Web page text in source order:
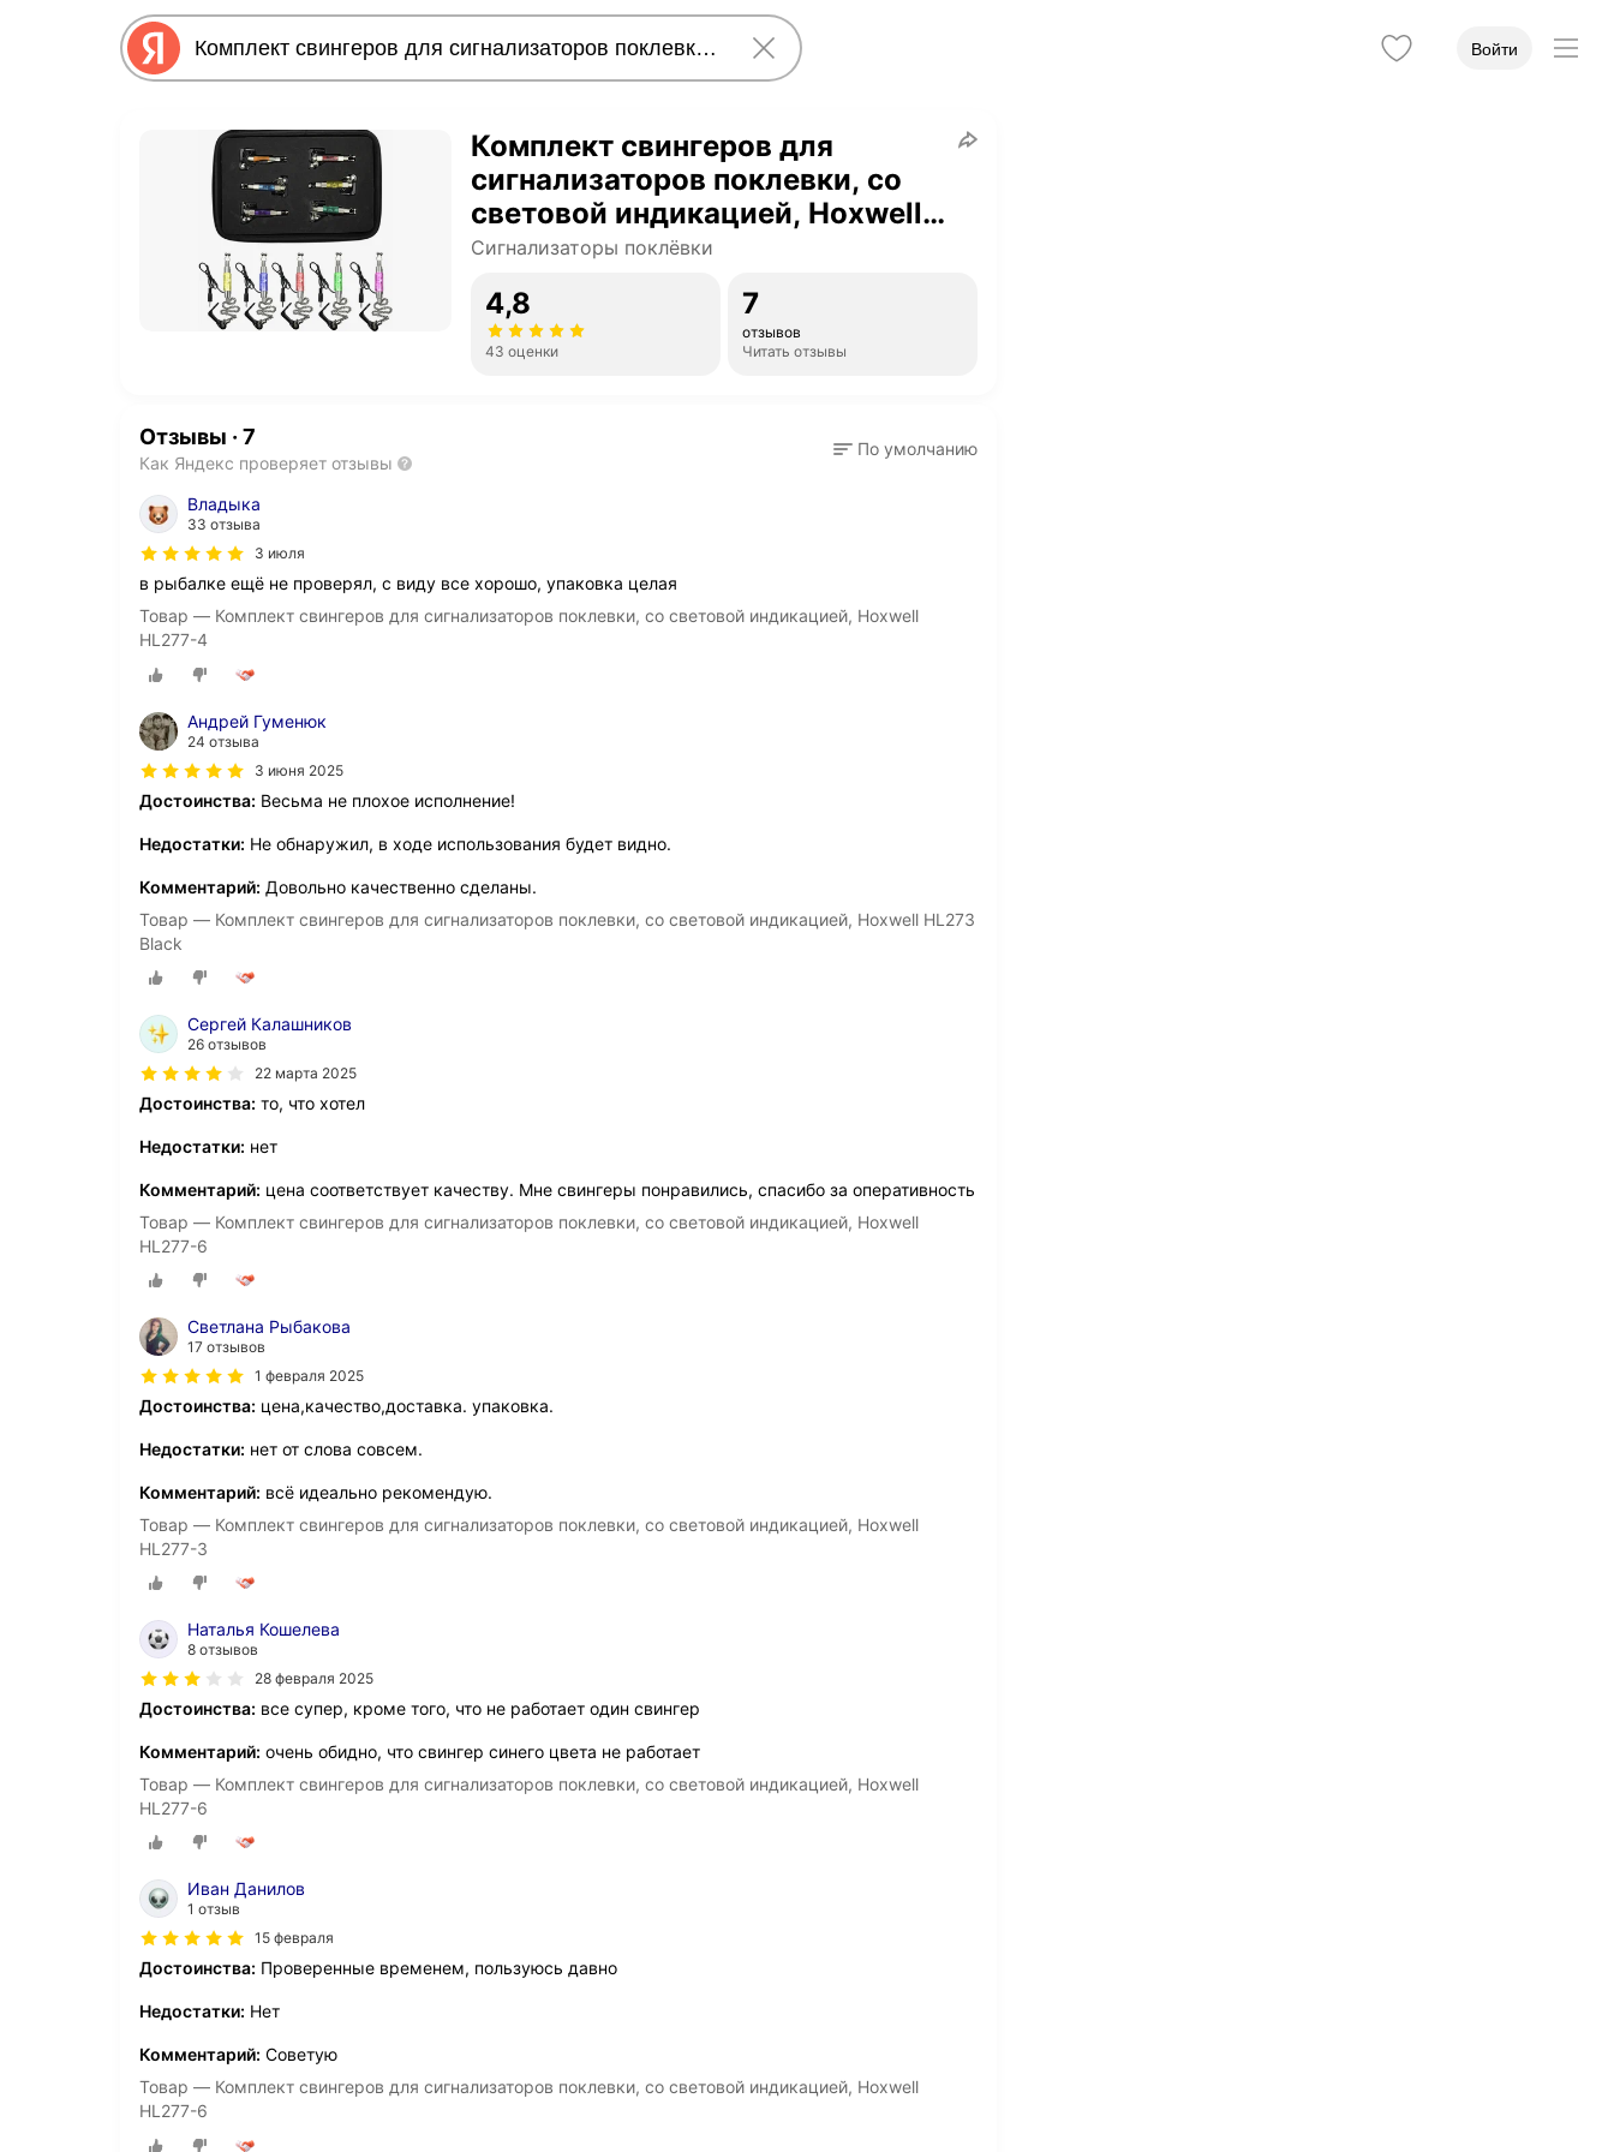
Войти
Комплект свингеров для
сигнализаторов поклевки, со
световой индикацией, Hoxwell
HL270-5
Сигнализаторы поклёвки
4,8
43 оценки
7
отзывов
Читать отзывы
Отзывы · 7
Как Яндекс проверяет отзывы
По умолчанию
Владыка
33 отзыва
3 июля
в рыбалке ещё не проверял, с виду все хорошо, упаковка целая
Товар — Комплект свингеров для сигнализаторов поклевки, со световой индикацией, Hoxwell
HL277-4
Андрей Гуменюк
24 отзыва
3 июня 2025
Достоинства: Весьма не плохое исполнение!
Недостатки: Не обнаружил, в ходе использования будет видно.
Комментарий: Довольно качественно сделаны.
Товар — Комплект свингеров для сигнализаторов поклевки, со световой индикацией, Hoxwell HL273
Black
Сергей Калашников
26 отзывов
22 марта 2025
Достоинства: то, что хотел
Недостатки: нет
Комментарий: цена соответствует качеству. Мне свингеры понравились, спасибо за оперативность
Товар — Комплект свингеров для сигнализаторов поклевки, со световой индикацией, Hoxwell
HL277-6
Светлана Рыбакова
17 отзывов
1 февраля 2025
Достоинства: цена,качество,доставка. упаковка.
Недостатки: нет от слова совсем.
Комментарий: всё идеально рекомендую.
Товар — Комплект свингеров для сигнализаторов поклевки, со световой индикацией, Hoxwell
HL277-3
Наталья Кошелева
8 отзывов
28 февраля 2025
Достоинства: все супер, кроме того, что не работает один свингер
Комментарий: очень обидно, что свингер синего цвета не работает
Товар — Комплект свингеров для сигнализаторов поклевки, со световой индикацией, Hoxwell
HL277-6
Иван Данилов
1 отзыв
15 февраля
Достоинства: Проверенные временем, пользуюсь давно
Недостатки: Нет
Комментарий: Советую
Товар — Комплект свингеров для сигнализаторов поклевки, со световой индикацией, Hoxwell
HL277-6